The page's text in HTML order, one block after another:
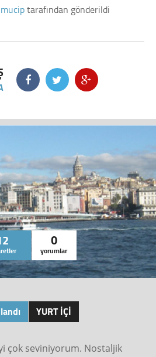
tarafından gönderildi
0
yorumlar
YURT İÇI
çok seviniyorum. Nostaljik